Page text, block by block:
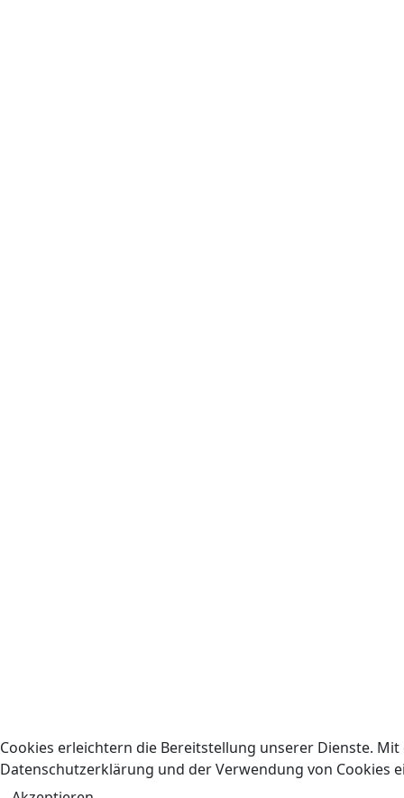
Cookies erleichtern die Bereitstellung unserer Dienste.
Datenschutzerklärung und der Verwendung von Cookies